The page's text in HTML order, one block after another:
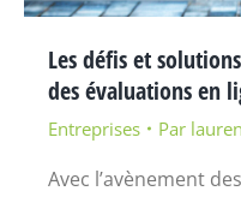
Les défis et
des évaluations en
Entreprises Par
Avec l’avènement